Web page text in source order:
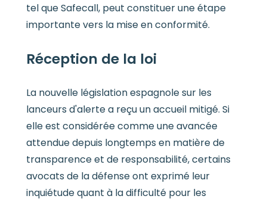
tel que Safecall, peut constituer une étape
importante vers la mise en conformité.
Réception de la loi
La nouvelle législation espagnole sur les
lanceurs d'alerte a reçu un accueil mitigé. Si
elle est considérée comme une avancée
attendue depuis longtemps en matière de
transparence et de responsabilité, certains
avocats de la défense ont exprimé leur
inquiétude quant à la difficulté pour les